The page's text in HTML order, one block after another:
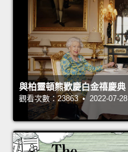
與柏靈頓熊歡慶白金禧慶典
觀看次數：23863 • 2022-07-28